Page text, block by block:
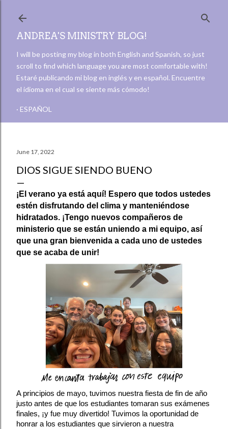
ANDREA'S MINISTRY BLOG!
I will be posting my blog in both English and Spanish, so just
scroll to find which language you are most comfortable with!
Estaré publicando mi blog en inglés y en español. Encuentre
el idioma en el cual se siente más cómodo!
ESPAÑOL
June 17, 2022
DIOS SIGUE SIENDO BUENO
¡El verano ya está aquí! Espero que todos ustedes
estén disfrutando del clima y manteniéndose
hidratados. ¡Tengo nuevos compañeros de
ministerio que se están uniendo a mi equipo, así
que una gran bienvenida a cada uno de ustedes
que se acaba de unir!
A principios de mayo, tuvimos nuestra fiesta de fin de año
justo antes de que los estudiantes tomaran sus exámenes
finales, ¡y fue muy divertido! Tuvimos la oportunidad de
honrar a los estudiantes que sirvieron a nuestra